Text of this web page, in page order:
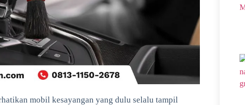
mobil kesayangan yang dulu selalu tampil